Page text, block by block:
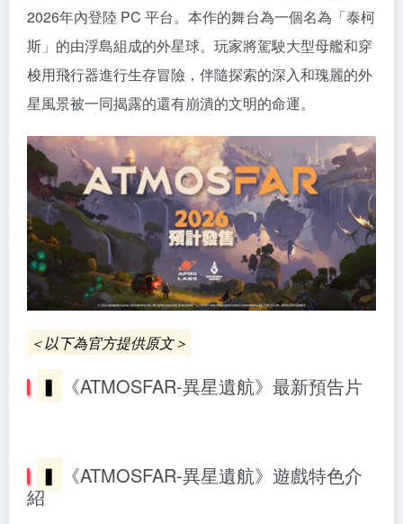
2026年內登陸 PC 平台。本作的舞台為一個名為「泰柯
斯」的由浮島組成的外星球。玩家將駕駛大型母艦和穿
梭用飛行器進行生存冒險，伴隨探索的深入和瑰麗的外
星風景被一同揭露的還有崩潰的文明的命運。
＜以下為官方提供原文＞
▍ 《ATMOSFAR-異星遺航》最新預告片
▍
《ATMOSFAR-異星遺航》遊戲特色介
紹